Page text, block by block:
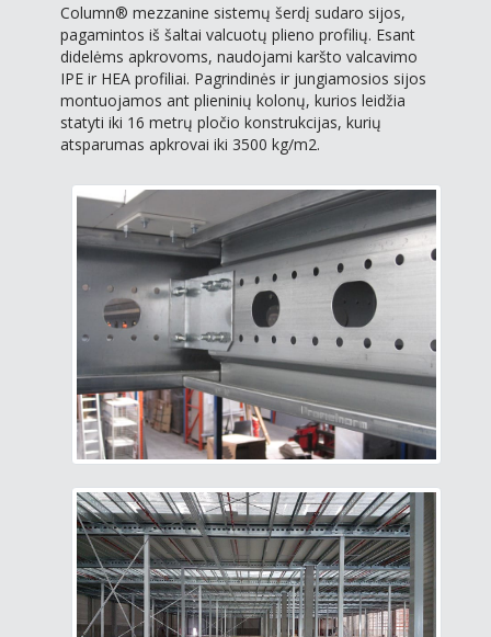
Column® mezzanine sistemų šerdį sudaro sijos,
pagamintos iš šaltai valcuotų plieno profilių. Esant
didelėms apkrovoms, naudojami karšto valcavimo
IPE ir HEA profiliai. Pagrindinės ir jungiamosios sijos
montuojamos ant plieninių kolonų, kurios leidžia
statyti iki 16 metrų pločio konstrukcijas, kurių
atsparumas apkrovai iki 3500 kg/m2.